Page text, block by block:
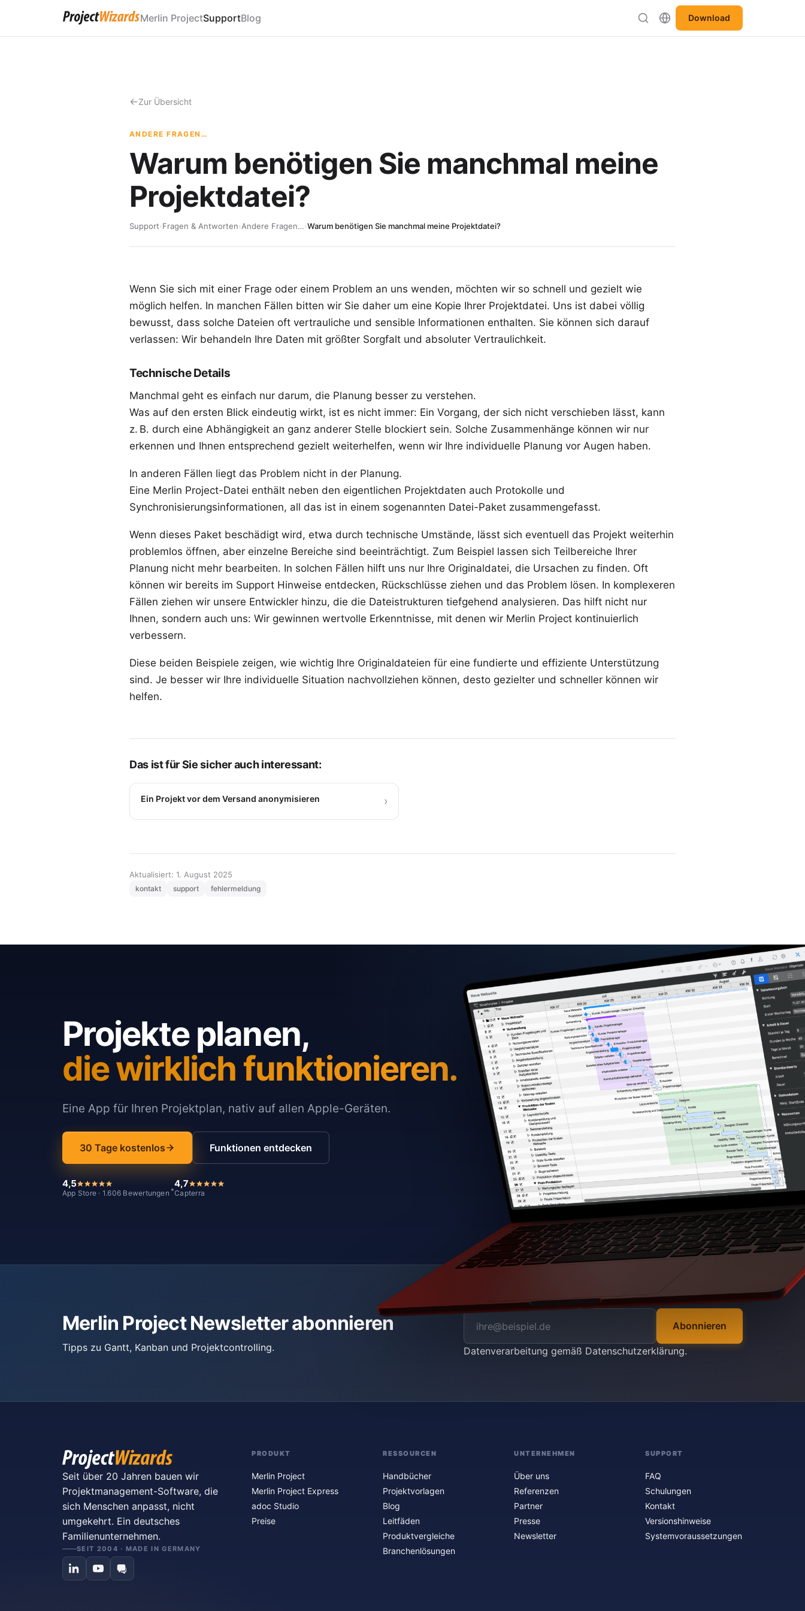
Merlin ProjectSupportBlog Download
Zur Übersicht
ANDERE FRAGEN…
Warum benötigen Sie manchmal meine
Projektdatei?
Support›Fragen & Antworten›Andere Fragen…›Warum benötigen Sie manchmal meine Projektdatei?
Wenn Sie sich mit einer Frage oder einem Problem an uns wenden, möchten wir so schnell und gezielt wie
möglich helfen. In manchen Fällen bitten wir Sie daher um eine Kopie Ihrer Projektdatei. Uns ist dabei völlig
bewusst, dass solche Dateien oft vertrauliche und sensible Informationen enthalten. Sie können sich darauf
verlassen: Wir behandeln Ihre Daten mit größter Sorgfalt und absoluter Vertraulichkeit.
Technische Details
Manchmal geht es einfach nur darum, die Planung besser zu verstehen.
Was auf den ersten Blick eindeutig wirkt, ist es nicht immer: Ein Vorgang, der sich nicht verschieben lässt, kann
z. B. durch eine Abhängigkeit an ganz anderer Stelle blockiert sein. Solche Zusammenhänge können wir nur
erkennen und Ihnen entsprechend gezielt weiterhelfen, wenn wir Ihre individuelle Planung vor Augen haben.
In anderen Fällen liegt das Problem nicht in der Planung.
Eine Merlin Project-Datei enthält neben den eigentlichen Projektdaten auch Protokolle und
Synchronisierungsinformationen, all das ist in einem sogenannten Datei-Paket zusammengefasst.
Wenn dieses Paket beschädigt wird, etwa durch technische Umstände, lässt sich eventuell das Projekt weiterhin
problemlos öffnen, aber einzelne Bereiche sind beeinträchtigt. Zum Beispiel lassen sich Teilbereiche Ihrer
Planung nicht mehr bearbeiten. In solchen Fällen hilft uns nur Ihre Originaldatei, die Ursachen zu finden. Oft
können wir bereits im Support Hinweise entdecken, Rückschlüsse ziehen und das Problem lösen. In komplexeren
Fällen ziehen wir unsere Entwickler hinzu, die die Dateistrukturen tiefgehend analysieren. Das hilft nicht nur
Ihnen, sondern auch uns: Wir gewinnen wertvolle Erkenntnisse, mit denen wir Merlin Project kontinuierlich
verbessern.
Diese beiden Beispiele zeigen, wie wichtig Ihre Originaldateien für eine fundierte und effiziente Unterstützung
sind. Je besser wir Ihre individuelle Situation nachvollziehen können, desto gezielter und schneller können wir
helfen.
Das ist für Sie sicher auch interessant:
Ein Projekt vor dem Versand anonymisieren ›
Aktualisiert: 1. August 2025
kontakt support fehlermeldung
Projekte planen,
die wirklich funktionieren.
Eine App für Ihren Projektplan, nativ auf allen Apple-Geräten.
30 Tage kostenlos Funktionen entdecken
4,5
App Store · 1.606 Bewertungen *
4,7
Capterra
Merlin Project Newsletter abonnieren
Tipps zu Gantt, Kanban und Projektcontrolling.
Abonnieren
Datenverarbeitung gemäß Datenschutzerklärung.
Seit über 20 Jahren bauen wir
Projektmanagement-Software, die
sich Menschen anpasst, nicht
umgekehrt. Ein deutsches
Familienunternehmen.
SEIT 2004 · MADE IN GERMANY
PRODUKT
Merlin Project
Merlin Project Express
adoc Studio
Preise
RESSOURCEN
Handbücher
Projektvorlagen
Blog
Leitfäden
Produktvergleiche
Branchenlösungen
UNTERNEHMEN
Über uns
Referenzen
Partner
Presse
Newsletter
SUPPORT
FAQ
Schulungen
Kontakt
Versionshinweise
Systemvoraussetzungen